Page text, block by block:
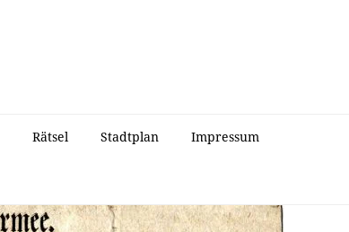
Rätsel Stadtplan Impressum